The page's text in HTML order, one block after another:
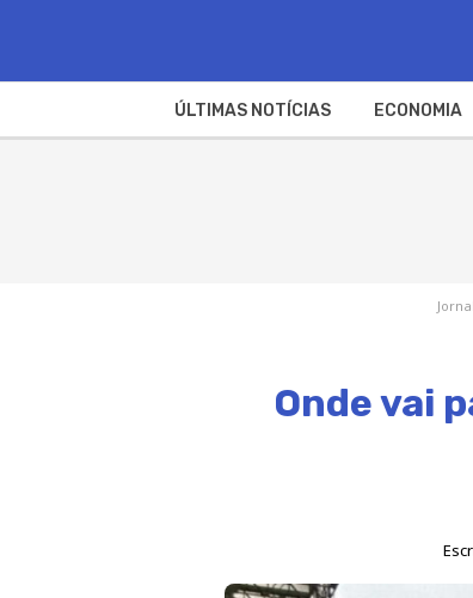
ÚLTIMAS NOTÍCIAS ECONOMIA
Onde vai